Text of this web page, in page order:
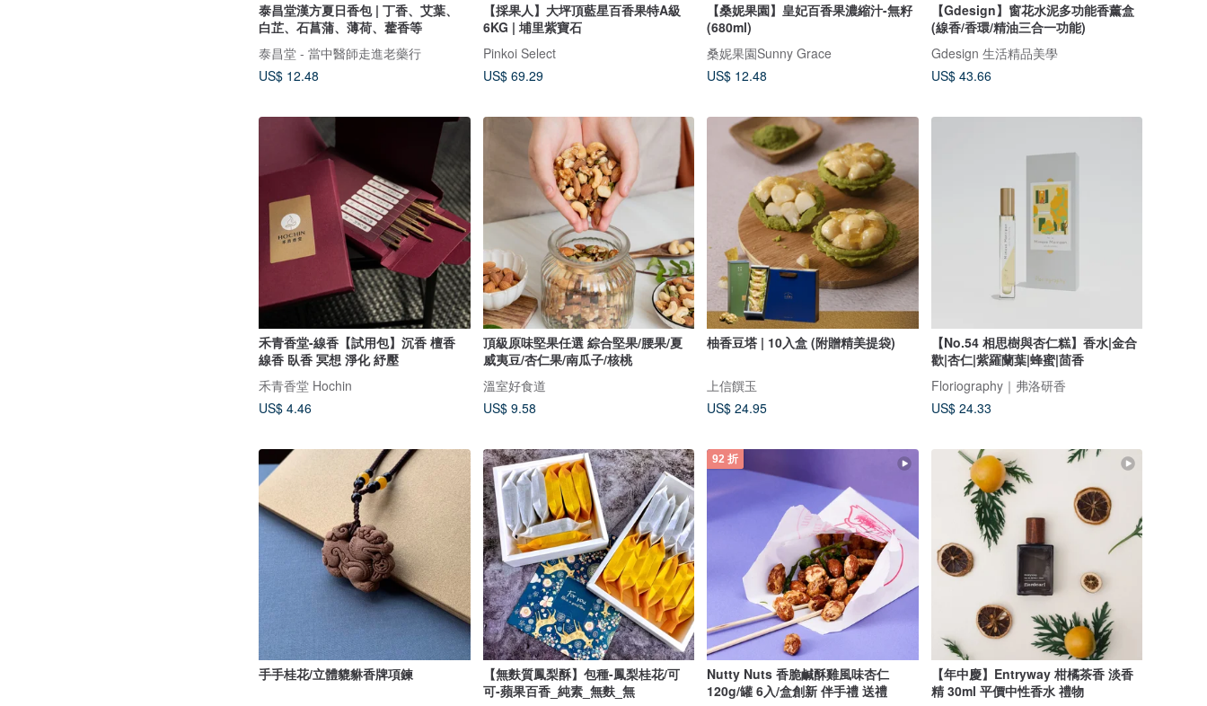
泰昌堂漢方夏日香包 | 丁香、艾葉、
白芷、石菖蒲、薄荷、藿香等
泰昌堂 - 當中醫師走進老藥行
US$ 12.48
【採果人】大坪頂藍星百香果特A級
6KG | 埔里紫寶石
Pinkoi Select
US$ 69.29
【桑妮果園】皇妃百香果濃縮汁-無籽
(680ml)
桑妮果園Sunny Grace
US$ 12.48
【Gdesign】窗花水泥多功能香薰盒
(線香/香環/精油三合一功能)
Gdesign 生活精品美學
US$ 43.66
禾青香堂-線香【試用包】沉香 檀香
線香 臥香 冥想 淨化 紓壓
禾青香堂 Hochin
US$ 4.46
頂級原味堅果任選 綜合堅果/腰果/夏
威夷豆/杏仁果/南瓜子/核桃
溫室好食道
US$ 9.58
柚香豆塔 | 10入盒 (附贈精美提袋)
上信饌玉
US$ 24.95
【No.54 相思樹與杏仁糕】香水|金合
歡|杏仁|紫羅蘭葉|蜂蜜|茴香
Floriography｜弗洛研香
US$ 24.33
手手桂花/立體貔貅香牌項鍊
【無麩質鳳梨酥】包種-鳳梨桂花/可
可-蘋果百香_純素_無麩_無
92 折
Nutty Nuts 香脆鹹酥雞風味杏仁
120g/罐 6入/盒創新 伴手禮 送禮
【年中慶】Entryway 柑橘茶香 淡香
精 30ml 平價中性香水 禮物